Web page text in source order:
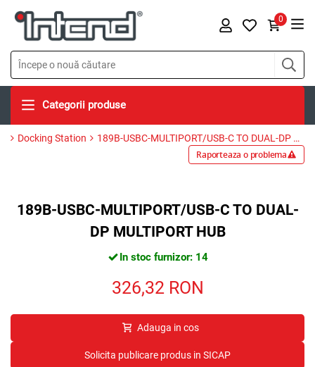
0
Categorii produse
Docking Station 189B-USBC-MULTIPORT/USB-C TO DUAL-DP MULTIPORT HUB
Raporteaza o problema
189B-USBC-MULTIPORT/USB-C TO DUAL-
DP MULTIPORT HUB
In stoc furnizor: 14
326,32 RON
Adauga in cos
Solicita publicare produs in SICAP